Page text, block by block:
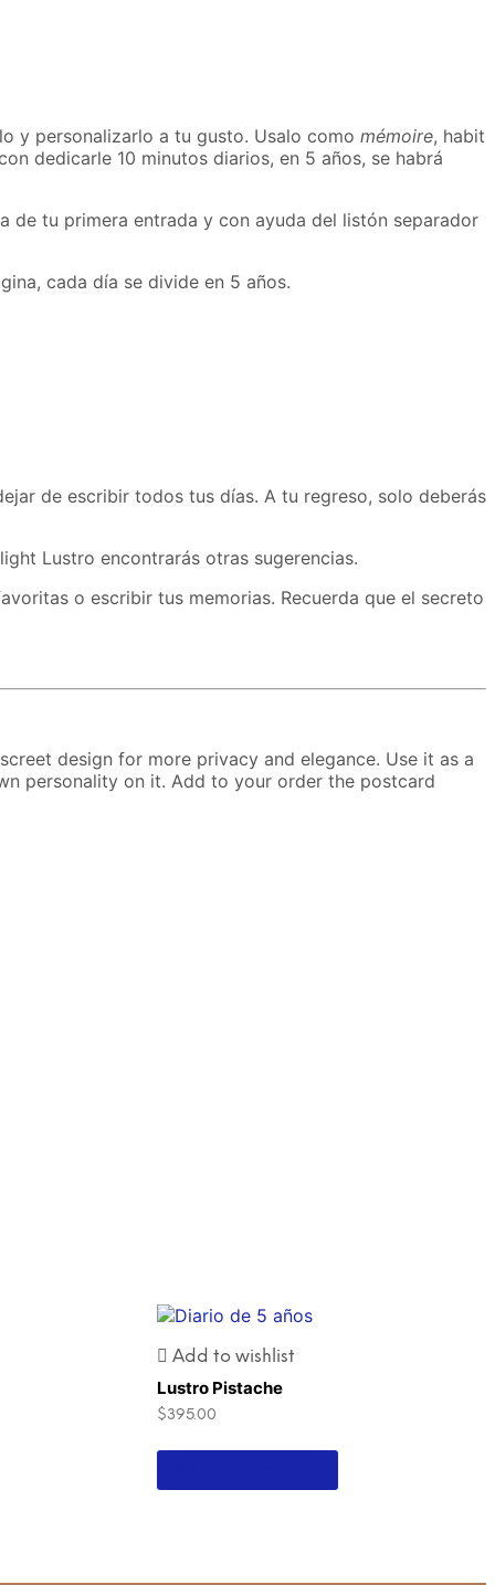
y personalizarlo a tu gusto. Usalo como mémoire, habit
dedicarle 10 minutos diarios, en 5 años, se habrá
de tu primera entrada y con ayuda del listón separador
cada día se divide en 5 años.
de escribir todos tus días. A tu regreso, solo deberás
Lustro encontrarás otras sugerencias.
o escribir tus memorias. Recuerda que el secreto
design for more privacy and elegance. Use it as a
personality on it. Add to your order the postcard
Add to wishlist
Lustro Pistache
$395.00